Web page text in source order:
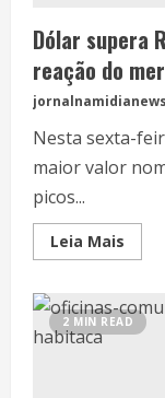
Dólar supera
reação do
Nesta sexta-
maior valor
picos...
Leia Mais
2 MIN READ